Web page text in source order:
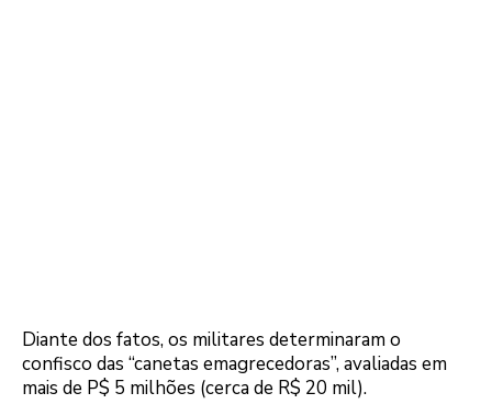
Diante dos fatos, os militares determinaram o
confisco das “canetas emagrecedoras”, avaliadas em
mais de P$ 5 milhões (cerca de R$ 20 mil).